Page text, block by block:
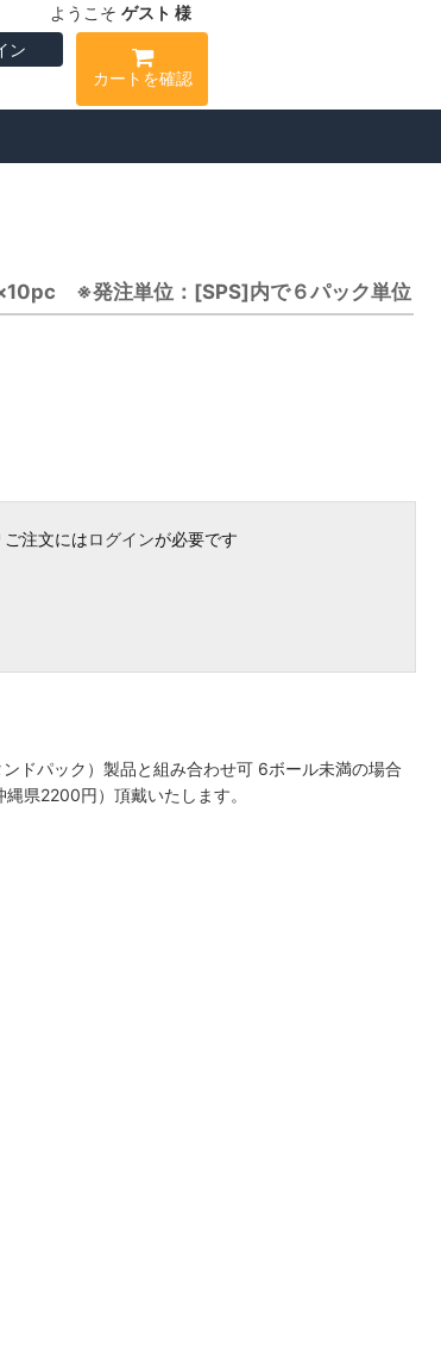
ようこそ ゲスト 様
ン
カートを確認
※発注単位：[SPS]内で６パック単位
ご注文にはログインが必要です
ドパック）製品と組み合わせ可 6ボール未満の場合
県2200円）頂戴いたします。